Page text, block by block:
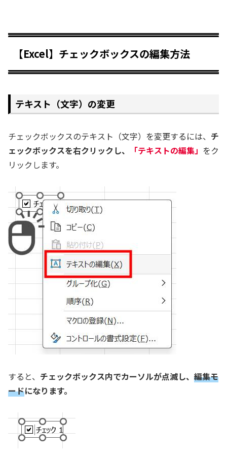
【Excel】チェックボックスの編集方法
テキスト（文字）の変更
チェックボックスのテキスト（文字）を変更するには、 チ
ェックボックスを右クリックし、
「テキストの編集」 をク
リックします。
すると、 チェックボックス内でカーソルが点滅し、 編集モ
ードになります。